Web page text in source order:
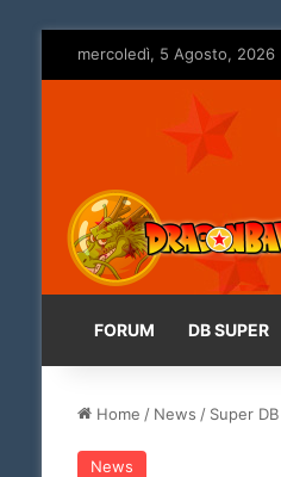
mercoledì, 5 Agosto, 2026
FORUM DB SUPER
Home / News / Super
News